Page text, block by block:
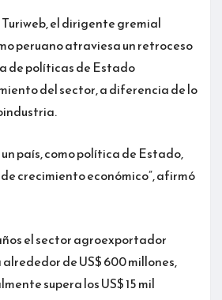
el dirigente gremial
peruano atraviesa un retroceso
de políticas de Estado
del sector, a diferencia de lo
país, como política de Estado,
crecimiento económico”, afirmó
el sector agroexportador
de US$ 600 millones,
supera los US$ 15 mil